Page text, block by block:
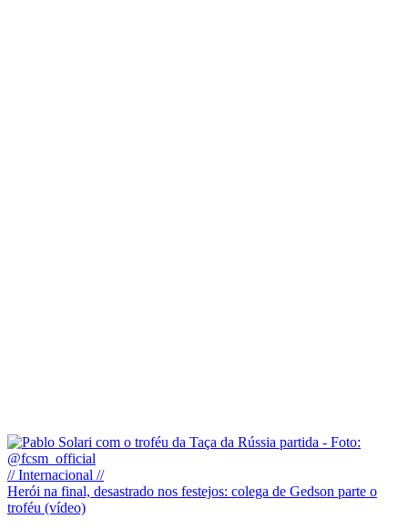
// Internacional //
Herói na final, desastrado nos festejos: colega de Gedson parte o
troféu (vídeo)